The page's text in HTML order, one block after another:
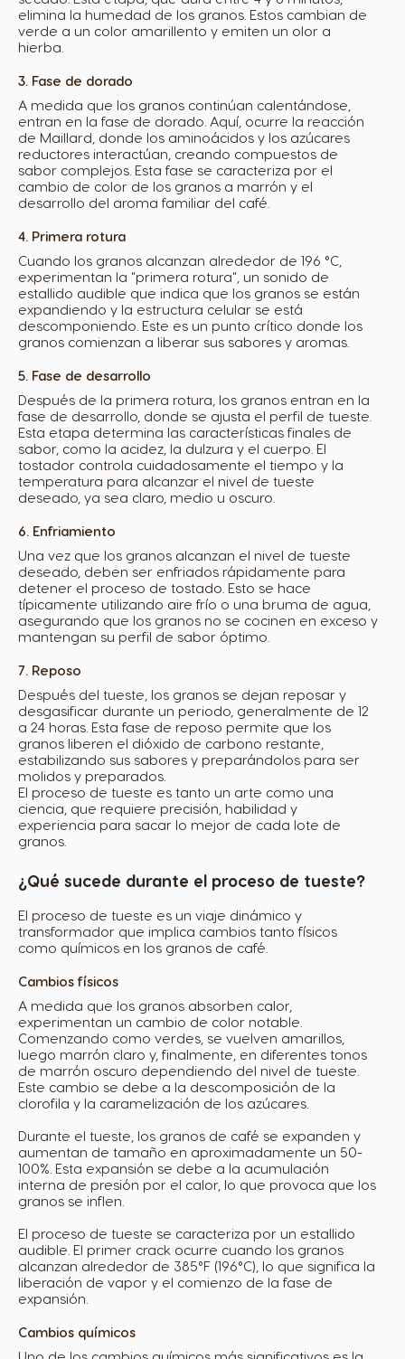
elimina la humedad de los granos. Estos cambian de
verde a un color amarillento y emiten un olor a
hierba.
3. Fase de dorado
A medida que los granos continúan calentándose,
entran en la fase de dorado. Aquí, ocurre la reacción
de Maillard, donde los aminoácidos y los azúcares
reductores interactúan, creando compuestos de
sabor complejos. Esta fase se caracteriza por el
cambio de color de los granos a marrón y el
desarrollo del aroma familiar del café.
4. Primera rotura
Cuando los granos alcanzan alrededor de 196 °C,
experimentan la "primera rotura", un sonido de
estallido audible que indica que los granos se están
expandiendo y la estructura celular se está
descomponiendo. Este es un punto crítico donde los
granos comienzan a liberar sus sabores y aromas.
5. Fase de desarrollo
Después de la primera rotura, los granos entran en la
fase de desarrollo, donde se ajusta el perfil de tueste.
Esta etapa determina las características finales de
sabor, como la acidez, la dulzura y el cuerpo. El
tostador controla cuidadosamente el tiempo y la
temperatura para alcanzar el nivel de tueste
deseado, ya sea claro, medio u oscuro.
6. Enfriamiento
Una vez que los granos alcanzan el nivel de tueste
deseado, deben ser enfriados rápidamente para
detener el proceso de tostado. Esto se hace
típicamente utilizando aire frío o una bruma de agua,
asegurando que los granos no se cocinen en exceso y
mantengan su perfil de sabor óptimo.
7. Reposo
Después del tueste, los granos se dejan reposar y
desgasificar durante un periodo, generalmente de 12
a 24 horas. Esta fase de reposo permite que los
granos liberen el dióxido de carbono restante,
estabilizando sus sabores y preparándolos para ser
molidos y preparados.
El proceso de tueste es tanto un arte como una
ciencia, que requiere precisión, habilidad y
experiencia para sacar lo mejor de cada lote de
granos.
¿Qué sucede durante el proceso de tueste?
El proceso de tueste es un viaje dinámico y
transformador que implica cambios tanto físicos
como químicos en los granos de café.
Cambios físicos
A medida que los granos absorben calor,
experimentan un cambio de color notable.
Comenzando como verdes, se vuelven amarillos,
luego marrón claro y, finalmente, en diferentes tonos
de marrón oscuro dependiendo del nivel de tueste.
Este cambio se debe a la descomposición de la
clorofila y la caramelización de los azúcares.
Durante el tueste, los granos de café se expanden y
aumentan de tamaño en aproximadamente un 50-
100%. Esta expansión se debe a la acumulación
interna de presión por el calor, lo que provoca que los
granos se inflen.
El proceso de tueste se caracteriza por un estallido
audible. El primer crack ocurre cuando los granos
alcanzan alrededor de 385°F (196°C), lo que significa la
liberación de vapor y el comienzo de la fase de
expansión.
Cambios químicos